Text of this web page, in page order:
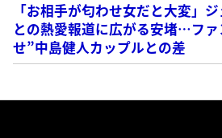
「お相手が匂わせ女だと大変」
との熱愛報道に広がる安堵…フ
せ”中島健人カップルとの差